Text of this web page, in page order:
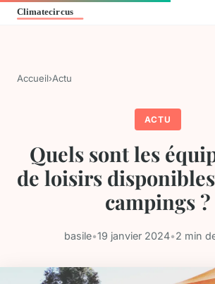
Accueil›Actu
ACTU
Quels sont les
de loisirs
campings ?
basile•19 janvier 2024•2 min